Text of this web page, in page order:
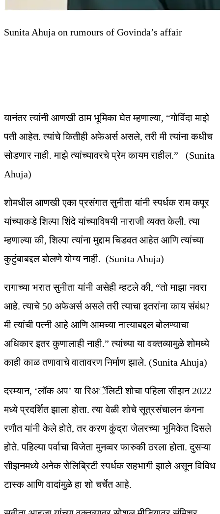
Sunita Ahuja on rumours of Govinda’s affair
यानंतर त्यांनी आणखी ठाम भूमिका घेत म्हणाल्या, “गोविंदा माझे
पती आहेत. त्यांचे कितीही अफेअर्स असले, तरी मी त्यांना कधीच
सोडणार नाही. माझे त्यांच्यावरचे प्रेम कायम राहील.” (Sunita
Ahuja)
शोमधील आणखी एका प्रसंगात सुनीता यांनी स्पर्धक राम कपूर
यांच्याकडे शिल्पा शिंदे यांच्याविषयी नाराजी व्यक्त केली. त्या
म्हणाल्या की, शिल्पा त्यांना मुद्दाम चिडवत आहेत आणि त्यांच्या
कुटुंबाबद्दल बोलणे योग्य नाही. (Sunita Ahuja)
रागाच्या भरात सुनीता यांनी असेही म्हटले की, “तो माझा नवरा
आहे. त्याचे 50 अफेअर्स असले तरी त्याचा इतरांना काय संबंध?
मी त्यांची पत्नी आहे आणि आमच्या नात्याबद्दल बोलण्याचा
अधिकार इतर कुणालाही नाही.” त्यांच्या या वक्तव्यामुळे शोमध्ये
काही काळ तणावाचे वातावरण निर्माण झाले. (Sunita Ahuja)
दरम्यान, ‘लॉक अप’ या रिअॅलिटी शोचा पहिला सीझन 2022
मध्ये प्रदर्शित झाला होता. त्या वेळी शोचे सूत्रसंचालन कंगना
रणौत यांनी केले होते, तर करण कुंद्रा जेलरच्या भूमिकेत दिसले
होते. पहिल्या पर्वाचा विजेता मुनव्वर फारुकी ठरला होता. दुसऱ्या
सीझनमध्ये अनेक सेलिब्रिटी स्पर्धक सहभागी झाले असून विविध
टास्क आणि वादांमुळे हा शो चर्चेत आहे.